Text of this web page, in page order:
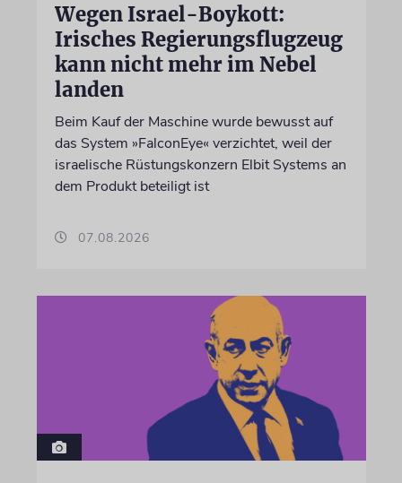
Wegen Israel-Boykott:
Irisches Regierungsflugzeug
kann nicht mehr im Nebel
landen
Beim Kauf der Maschine wurde bewusst auf
das System »FalconEye« verzichtet, weil der
israelische Rüstungskonzern Elbit Systems an
dem Produkt beteiligt ist
07.08.2026